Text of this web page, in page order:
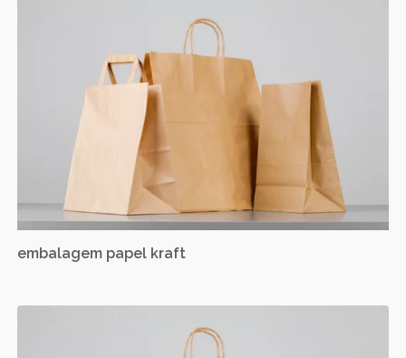
embalagem papel kraft